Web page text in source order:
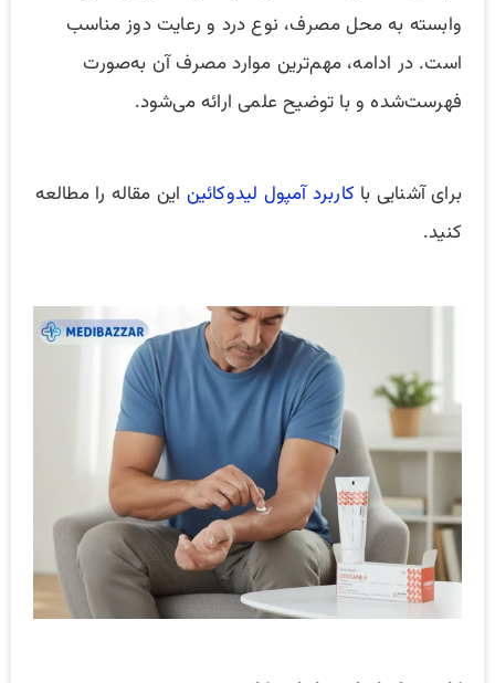
وابسته به محل مصرف، نوع درد و رعایت دوز مناسب
است. در ادامه، مهم‌ترین موارد مصرف آن به‌صورت
فهرست‌شده و با توضیح علمی ارائه می‌شود.
برای آشنایی با کاربرد آمپول لیدوکائین این مقاله را مطالعه
کنید.